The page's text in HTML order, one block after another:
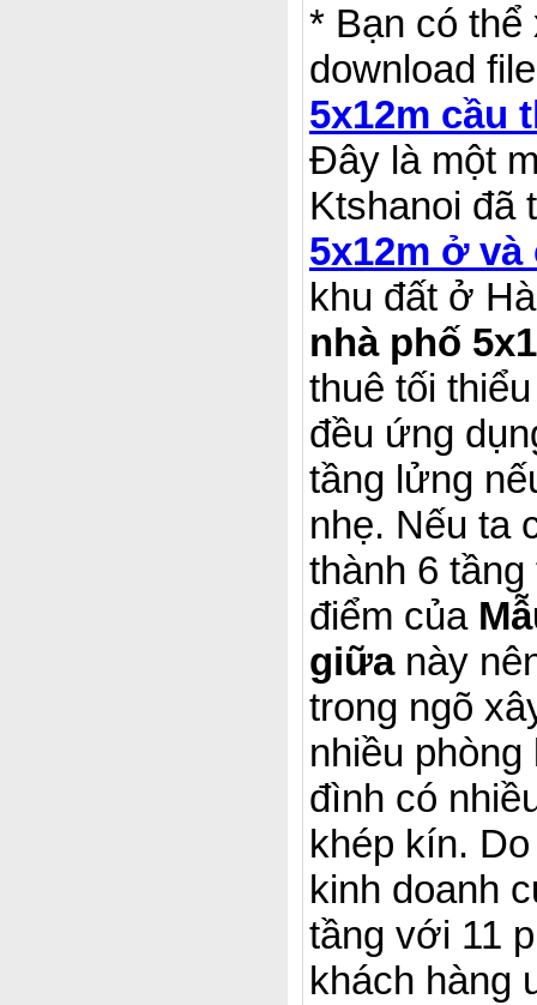
* Bạn có thể
download
5x12m cầu
Đây là một
Ktshanoi
5x12m ở
khu đất ở
nhà phố
thuê tối
đều ứng
tầng lửng
nhẹ. Nếu ta
thành 6
điểm của
giữanày
trong ngõ
nhiều
đình có
khép kín.
kinh doanh
tầng với 11
khách hàng